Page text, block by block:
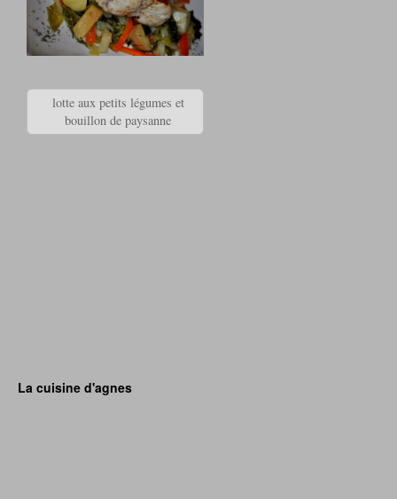
lotte aux petits légumes et
bouillon de paysanne
La cuisine d'agnes